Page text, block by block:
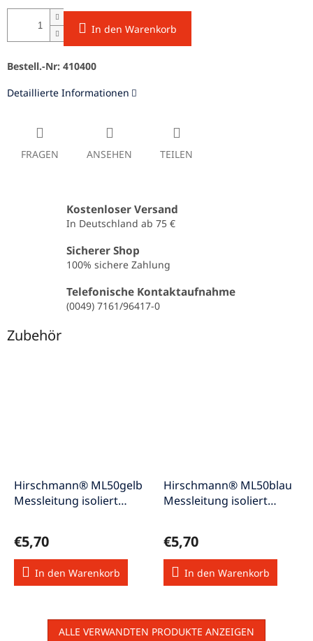
In den Warenkorb
Bestell.-Nr: 410400
Detaillierte Informationen
FRAGEN ANSEHEN TEILEN
Kostenloser Versand
In Deutschland ab 75 €
Sicherer Shop
100% sichere Zahlung
Telefonische Kontaktaufnahme
(0049) 7161/96417-0
Zubehör
Hirschmann® ML50gelb
Messleitung isoliert
€5,70
In den Warenkorb
Hirschmann® ML50blau
Messleitung isoliert
€5,70
In den Warenkorb
ALLE VERWANDTEN PRODUKTE ANZEIGEN